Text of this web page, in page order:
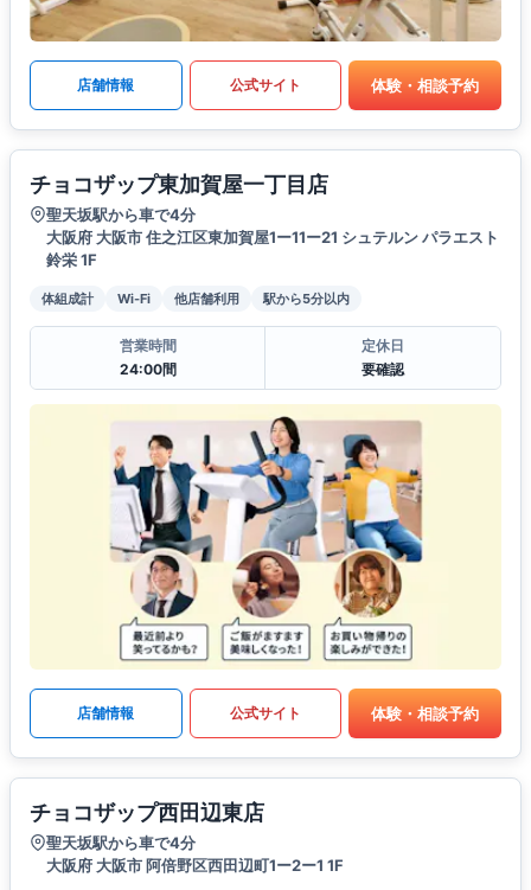
店舗情報 公式サイト 体験・相談予約
チョコザップ東加賀屋一丁目店
聖天坂駅から車で4分
大阪府 大阪市 住之江区東加賀屋1ー11ー21 シュテルン パラエスト
鈴栄 1F
体組成計 Wi-Fi 他店舗利用 駅から5分以内
営業時間
24:00間
定休日
要確認
店舗情報 公式サイト 体験・相談予約
チョコザップ西田辺東店
聖天坂駅から車で4分
大阪府 大阪市 阿倍野区西田辺町1ー2ー1 1F